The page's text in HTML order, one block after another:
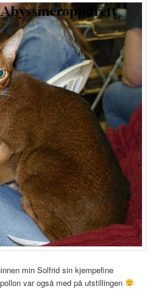
min Solfrid sin kjempefine
var også med på utstillingen